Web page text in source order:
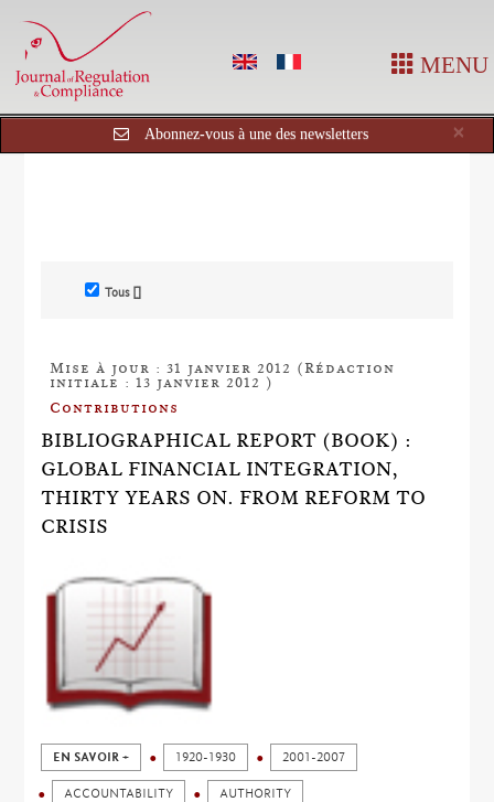
MENU
×
Abonnez-vous à une des newsletters
Tous []
Mise à jour : 31 janvier 2012 (Rédaction
initiale : 13 janvier 2012 )
Contributions
BIBLIOGRAPHICAL REPORT (BOOK) :
GLOBAL FINANCIAL INTEGRATION,
THIRTY YEARS ON. FROM REFORM TO
CRISIS
EN SAVOIR + 1920-1930 2001-2007
ACCOUNTABILITY AUTHORITY